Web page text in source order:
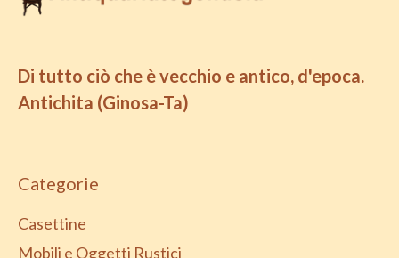
Di tutto ciò che è vecchio e antico, d'epoca.
Antichita (Ginosa-Ta)
Categorie
Casettine
Mobili e Oggetti Rustici